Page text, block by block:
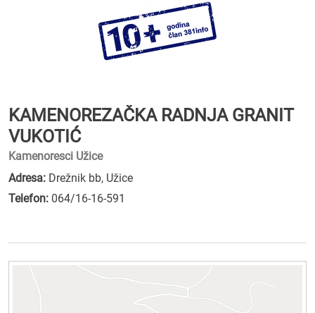
KAMENOREZAČKA RADNJA GRANIT
VUKOTIĆ
Kamenoresci Užice
Adresa: Drežnik bb, Užice
Telefon: 064/16-16-591